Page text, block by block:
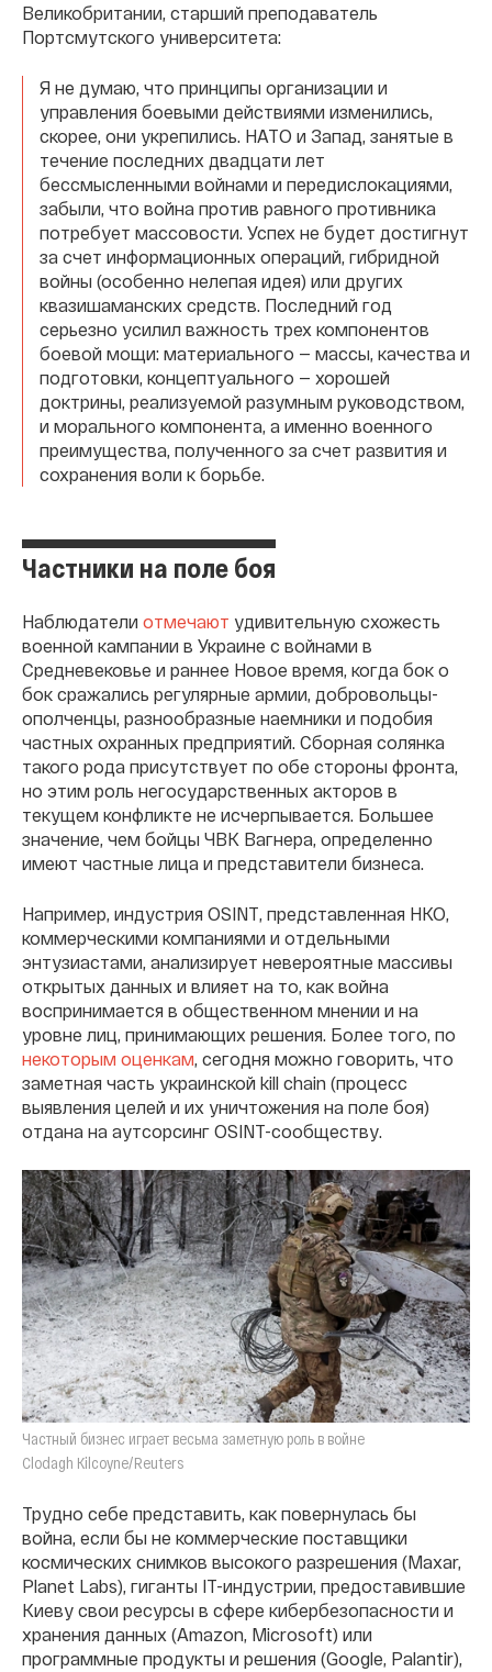
Великобритании, старший преподаватель
Портсмутского университета:
Я не думаю, что принципы организации и
управления боевыми действиями изменились,
скорее, они укрепились. НАТО и Запад, занятые в
течение последних двадцати лет
бессмысленными войнами и передислокациями,
забыли, что война против равного противника
потребует массовости. Успех не будет достигнут
за счет информационных операций, гибридной
войны (особенно нелепая идея) или других
квазишаманских средств. Последний год
серьезно усилил важность трех компонентов
боевой мощи: материального — массы, качества и
подготовки, концептуального — хорошей
доктрины, реализуемой разумным руководством,
и морального компонента, а именно военного
преимущества, полученного за счет развития и
сохранения воли к борьбе.
Частники на поле боя
Наблюдатели отмечают удивительную схожесть
военной кампании в Украине с войнами в
Средневековье и раннее Новое время, когда бок о
бок сражались регулярные армии, добровольцы-
ополченцы, разнообразные наемники и подобия
частных охранных предприятий. Сборная солянка
такого рода присутствует по обе стороны фронта,
но этим роль негосударственных акторов в
текущем конфликте не исчерпывается. Большее
значение, чем бойцы ЧВК Вагнера, определенно
имеют частные лица и представители бизнеса.
Например, индустрия OSINT, представленная НКО,
коммерческими компаниями и отдельными
энтузиастами, анализирует невероятные массивы
открытых данных и влияет на то, как война
воспринимается в общественном мнении и на
уровне лиц, принимающих решения. Более того, по
некоторым оценкам, сегодня можно говорить, что
заметная часть украинской kill chain (процесс
выявления целей и их уничтожения на поле боя)
отдана на аутсорсинг OSINT-сообществу.
Частный бизнес играет весьма заметную роль в войне
Clodagh Kilcoyne/Reuters
Трудно себе представить, как повернулась бы
война, если бы не коммерческие поставщики
космических снимков высокого разрешения (Maxar,
Planet Labs), гиганты IT-индустрии, предоставившие
Киеву свои ресурсы в сфере кибербезопасности и
хранения данных (Amazon, Microsoft) или
программные продукты и решения (Google, Palantir),